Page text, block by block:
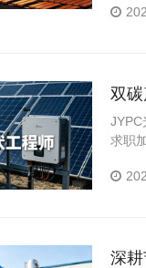
双
JYPC
求职
深